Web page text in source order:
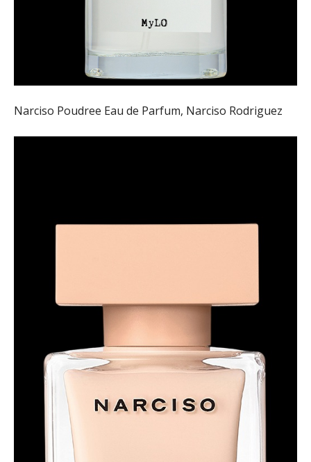
Narciso Poudree Eau de Parfum, Narciso Rodriguez